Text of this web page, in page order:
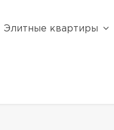
Элитные квартиры